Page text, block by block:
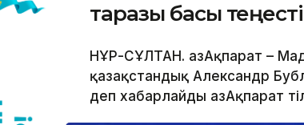
таразы басы теңесті
НҰР-СҰЛТАН. ҚазАқпарат –
қазақстандық Александр
деп хабарлайды ҚазАқпарат